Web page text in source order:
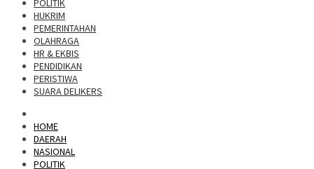
POLITIK
HUKRIM
PEMERINTAHAN
OLAHRAGA
HR & EKBIS
PENDIDIKAN
PERISTIWA
SUARA DELIKERS
HOME
DAERAH
NASIONAL
POLITIK